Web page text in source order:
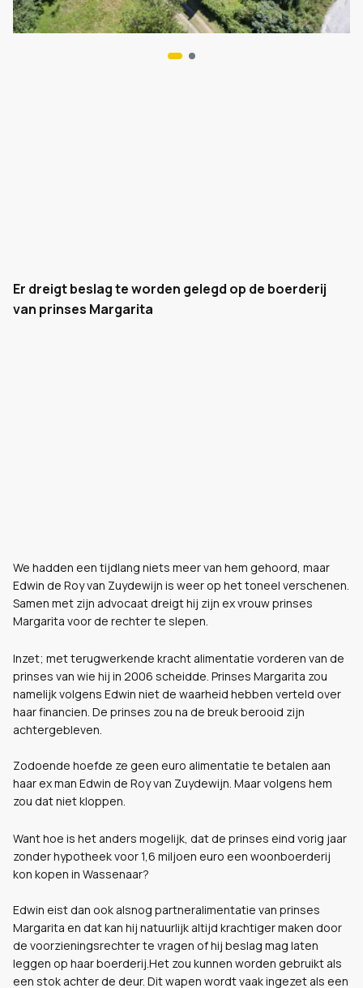
Er dreigt beslag te worden gelegd op de boerderij
van prinses Margarita
We hadden een tijdlang niets meer van hem gehoord, maar
Edwin de Roy van Zuydewijn is weer op het toneel verschenen.
Samen met zijn advocaat dreigt hij zijn ex vrouw prinses
Margarita voor de rechter te slepen.
Inzet; met terugwerkende kracht alimentatie vorderen van de
prinses van wie hij in 2006 scheidde. Prinses Margarita zou
namelijk volgens Edwin niet de waarheid hebben verteld over
haar financien. De prinses zou na de breuk berooid zijn
achtergebleven.
Zodoende hoefde ze geen euro alimentatie te betalen aan
haar ex man Edwin de Roy van Zuydewijn. Maar volgens hem
zou dat niet kloppen.
Want hoe is het anders mogelijk, dat de prinses eind vorig jaar
zonder hypotheek voor 1,6 miljoen euro een woonboerderij
kon kopen in Wassenaar?
Edwin eist dan ook alsnog partneralimentatie van prinses
Margarita en dat kan hij natuurlijk altijd krachtiger maken door
de voorzieningsrechter te vragen of hij beslag mag laten
leggen op haar boerderij.Het zou kunnen worden gebruikt als
een stok achter de deur. Dit wapen wordt vaak ingezet als een